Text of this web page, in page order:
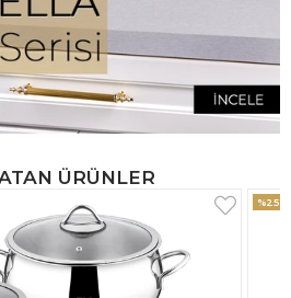
ÜRÜNLER
%33